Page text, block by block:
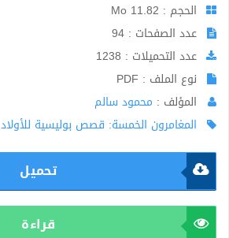
الحجم : 11.82 Mo
عدد الصفحات : 94
عدد التحميلات : 1238
نوع الملف : PDF
المؤلف : محمود سالم
المغامرون الخمسة: قصص بوليسية للأولاد
تحميل
قراءة